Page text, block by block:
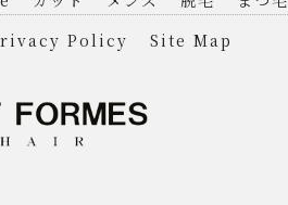
Policy Site Map